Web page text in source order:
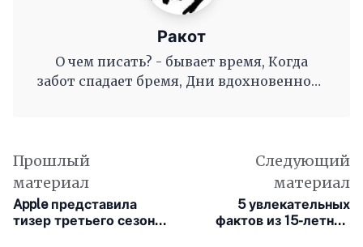
Ракот
О чем писать? - бывает время, Когда
забот спадает бремя, Дни вдохновенного
Прошлый
материал
Apple представила
тизер третьего сезона
Следующий
материал
5 увлекательных
фактов из 15-летней